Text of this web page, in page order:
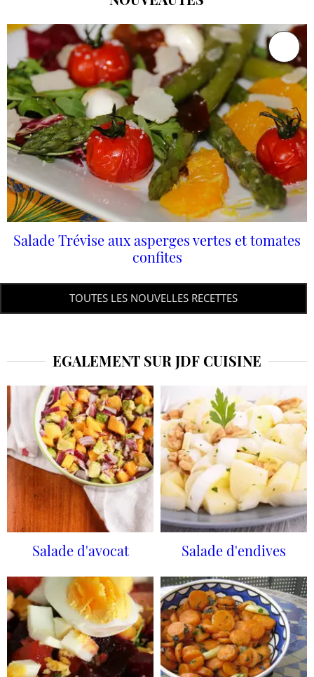
Salade Trévise aux asperges vertes et tomates
confites
TOUTES LES NOUVELLES RECETTES
EGALEMENT SUR JDF CUISINE
Salade d'avocat Salade d'endives